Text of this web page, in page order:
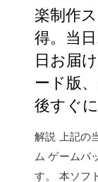
楽制作
得。当
日お届
ード版
後すぐ
解説 上記の
ム ゲームパ
す。 本ソフ